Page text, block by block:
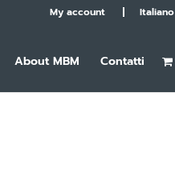
My account Italiano
About MBM Contatti